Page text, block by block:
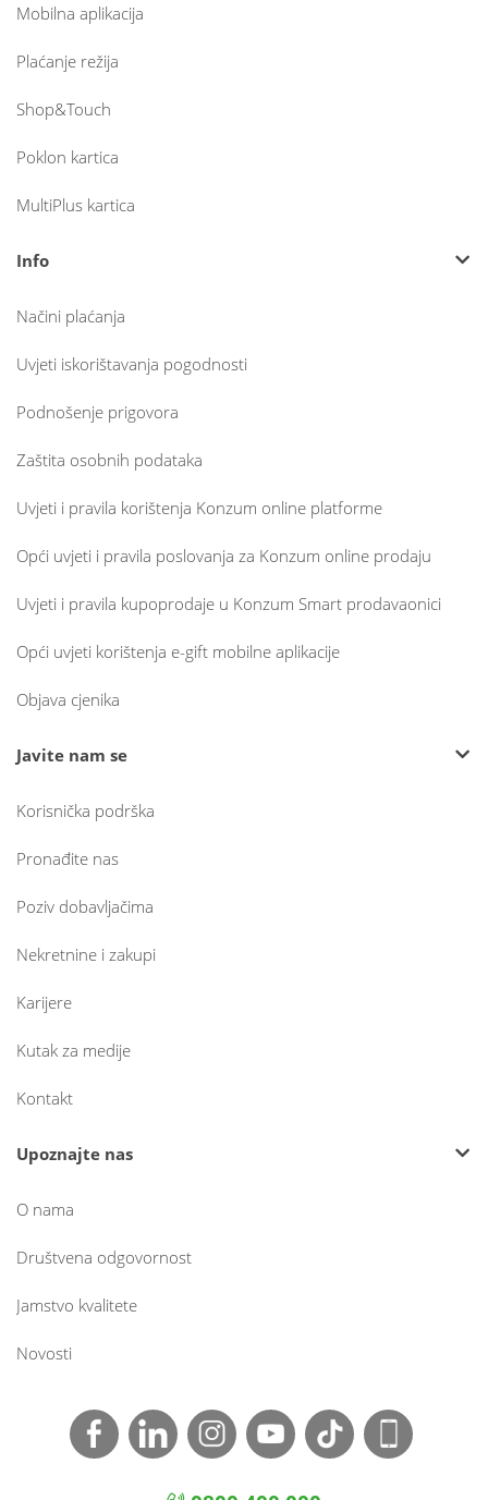
Mobilna aplikacija
Plaćanje režija
Shop&Touch
Poklon kartica
MultiPlus kartica
Info
Načini plaćanja
Uvjeti iskorištavanja pogodnosti
Podnošenje prigovora
Zaštita osobnih podataka
Uvjeti i pravila korištenja Konzum online platforme
Opći uvjeti i pravila poslovanja za Konzum online prodaju
Uvjeti i pravila kupoprodaje u Konzum Smart prodavaonici
Opći uvjeti korištenja e-gift mobilne aplikacije
Objava cjenika
Javite nam se
Korisnička podrška
Pronađite nas
Poziv dobavljačima
Nekretnine i zakupi
Karijere
Kutak za medije
Kontakt
Upoznajte nas
O nama
Društvena odgovornost
Jamstvo kvalitete
Novosti